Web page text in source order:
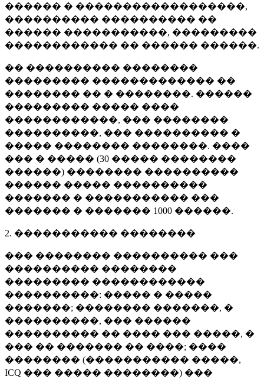
������ � ������������������,
���������� ���������� ��
������ �����������, ���������
������������ �� ������ ������.
�� ���������� ��������
��������� ������������� ��
�������� �� � ��������. ������
��������� ����� ����
������������, ��� ��������
����������, ��� ���������� �
����� �������� ��������. ����
��� � ����� (30 ����� ��������
������) �������� ����������
������ ����� ����������
������� � ����������� ���
������� � ������� 1000 ������.
2. ����������� ��������
��� �������� ���������� ���
���������� ��������
��������� ������������
����������: ����� � �����
�������; �������� �������, �
����������, ��� ������
���������� �� ���� ��� �����, �
��� �� ������� �� ����; ����
�������� (����������� �����,
ICQ ��� ����� ��������) ���